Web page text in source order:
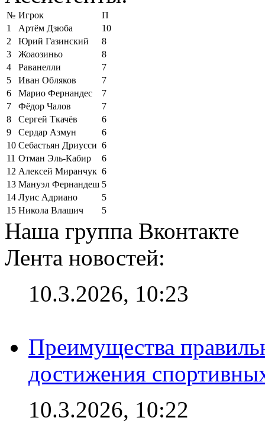
№ Игрок
П
1
Артём Дзюба
10
2
Юрий Газинский
8
3
Жоаозиньо
8
4
Раванелли
7
5
Иван Обляков
7
6
Марио Фернандес
7
7
Фёдор Чалов
7
8
Сергей Ткачёв
6
9
Сердар Азмун
6
10 Себастьян Дриусси 6
11 Отман Эль-Кабир
6
12 Алексей Миранчук 6
13 Мануэл Фернандеш 5
14 Луис Адриано
5
15 Никола Влашич 5
Наша группа Вконтакте
Лента новостей:
10.3.2026, 10:23
Преимущества
достижения
10.3.2026, 10:22